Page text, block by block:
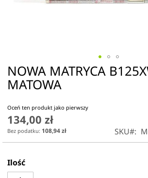
Przejdź
na
początek
NOWA MATRYCA
MATOWA
Oceń ten produkt jako pierwszy
134,00 zł
108,94 zł
SKU
Ilość